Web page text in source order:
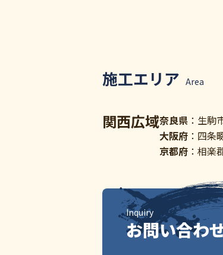
施工エリア Area
関西広域奈良県 ：生駒
大阪府 ：四条
京都府 ：相楽
お問い合わ
Inquiry